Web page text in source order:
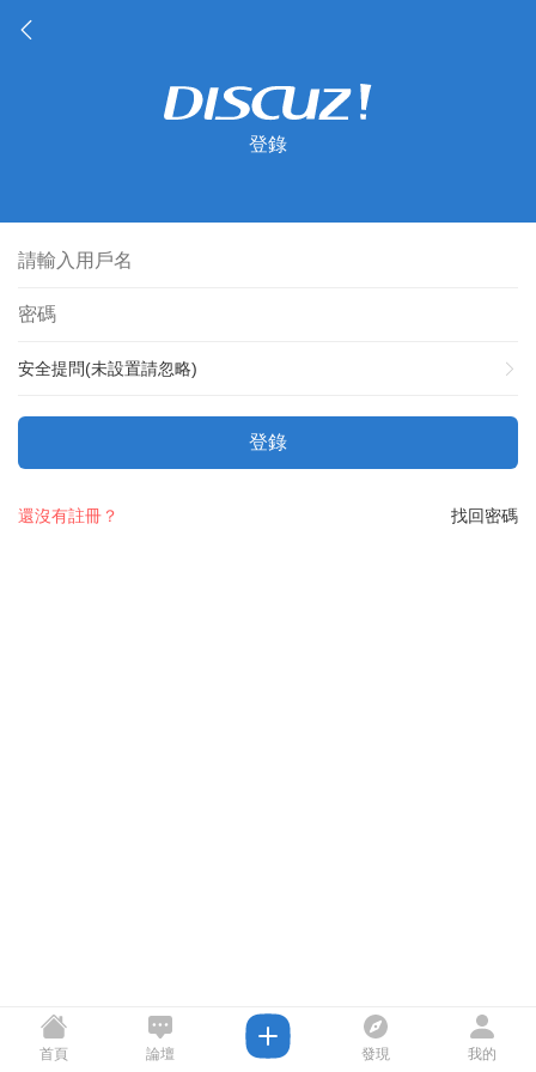
登錄
安全提問(未設置請忽略)
登錄
找回密碼
還沒有註冊？
首頁 論壇 發現 我的